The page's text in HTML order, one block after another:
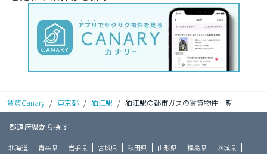
賃貸Canary / 東京都 / 狛江駅 / 狛江駅の都市ガスの賃貸物件一覧
都道府県から探す
北海道 青森県 岩手県 宮城県 秋田県 山形県 福島県 茨城県